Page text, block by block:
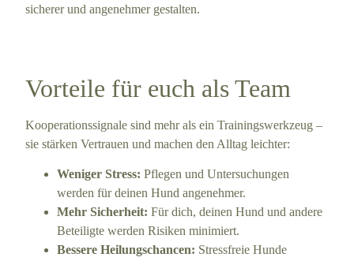
sicherer und angenehmer gestalten.
Vorteile für euch als Team
Kooperationssignale sind mehr als ein Trainingswerkzeug –
sie stärken Vertrauen und machen den Alltag leichter:
Weniger Stress: Pflegen und Untersuchungen
werden für deinen Hund angenehmer.
Mehr Sicherheit: Für dich, deinen Hund und andere
Beteiligte werden Risiken minimiert.
Bessere Heilungschancen: Stressfreie Hunde